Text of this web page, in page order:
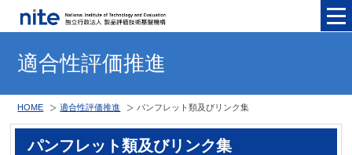
適合性評価推進
HOME 適合性評価推進 パンフレット類及びリンク集
パンフレット類及びリンク集